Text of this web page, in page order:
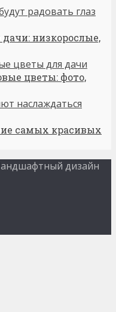
низкорослые,
цветы: фото,
самых красивых
дизайн